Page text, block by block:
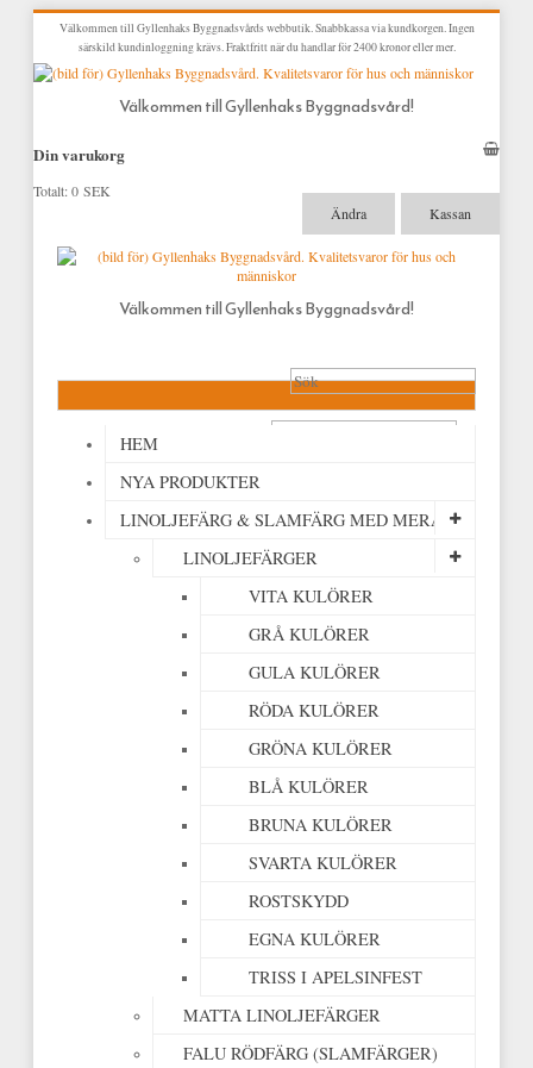
Välkommen till Gyllenhaks Byggnadsvårds webbutik. Snabbkassa via kundkorgen. Ingen
särskild kundinloggning krävs. Fraktfritt när du handlar för 2400 kronor eller mer.
Välkommen till Gyllenhaks Byggnadsvård!
Din varukorg
Totalt:0 SEK
Ändra
Kassan
Välkommen till Gyllenhaks Byggnadsvård!
HEM
NYA PRODUKTER
LINOLJEFÄRG & SLAMFÄRG MED MERA
LINOLJEFÄRGER
VITA KULÖRER
GRÅ KULÖRER
GULA KULÖRER
RÖDA KULÖRER
GRÖNA KULÖRER
BLÅ KULÖRER
BRUNA KULÖRER
SVARTA KULÖRER
ROSTSKYDD
EGNA KULÖRER
TRISS I APELSINFEST
MATTA LINOLJEFÄRGER
FALU RÖDFÄRG (SLAMFÄRGER)